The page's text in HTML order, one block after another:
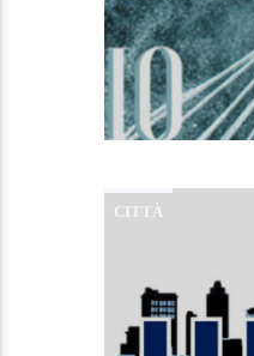
CITTÀ